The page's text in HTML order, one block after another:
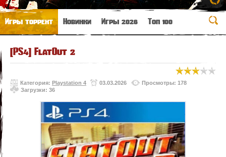
Игры торрент Новинки Игры 2026 Топ 100
[PS4] FlatOut 2
Категория: Playstation 4 03.03.2026
Просмотры: 178
Загрузки: 36